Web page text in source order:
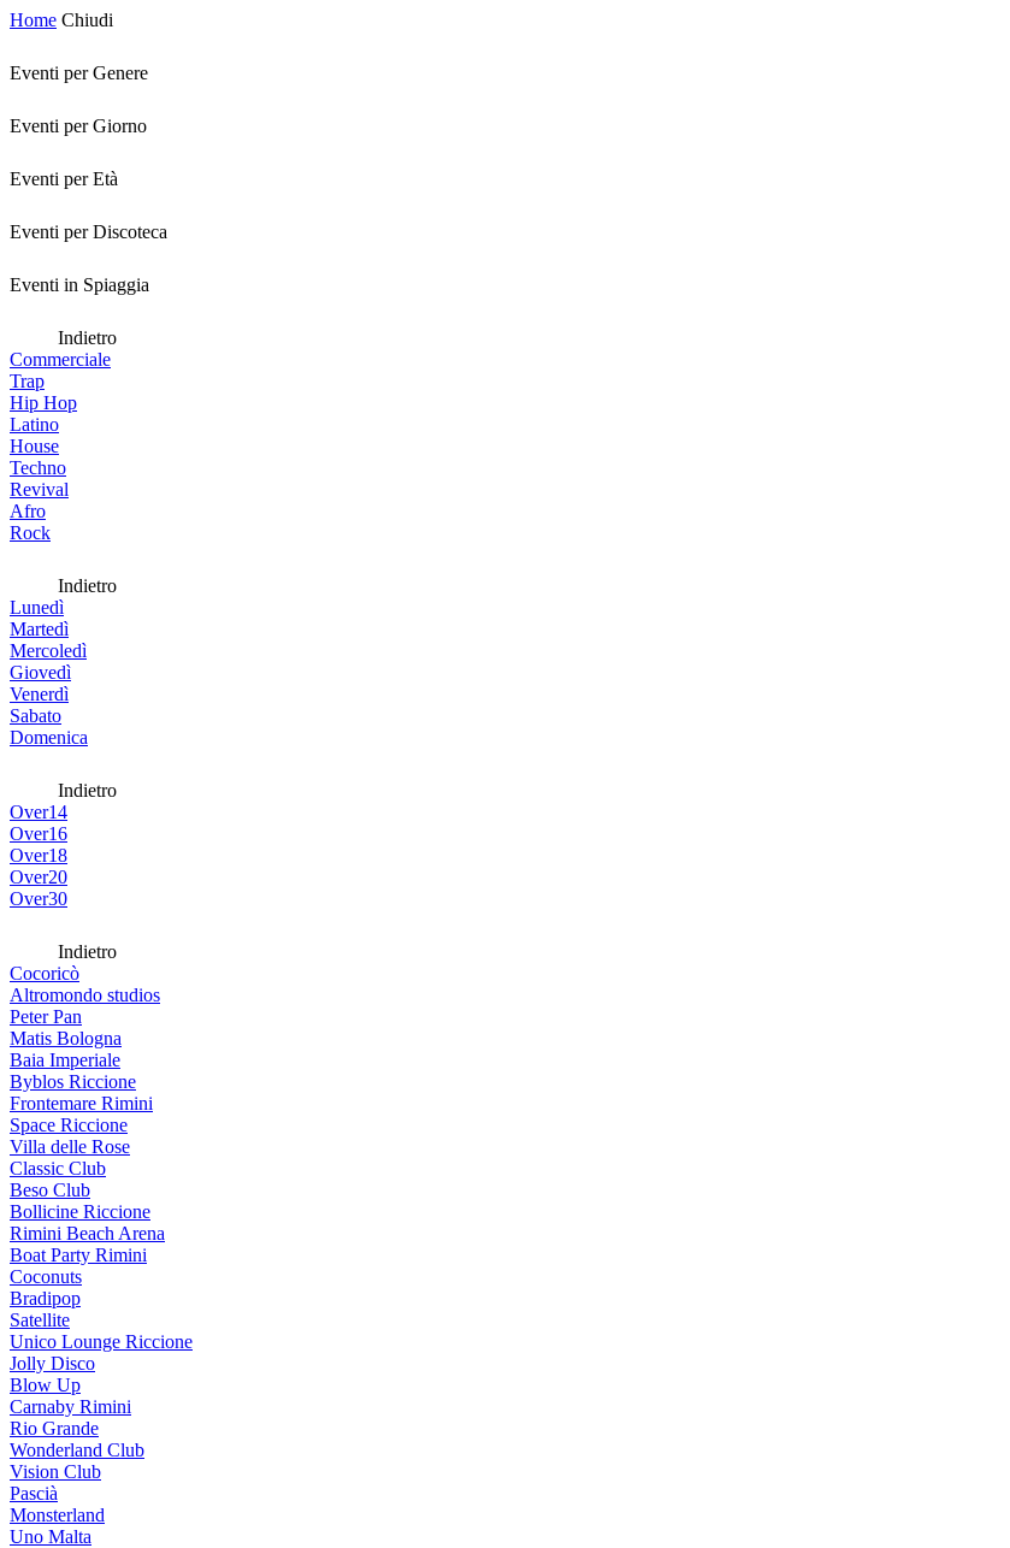
Home Chiudi
Eventi per Genere
Eventi per Giorno
Eventi per Età
Eventi per Discoteca
Eventi in Spiaggia
Indietro
Commerciale
Trap
Hip Hop
Latino
House
Techno
Revival
Afro
Rock
Indietro
Lunedì
Martedì
Mercoledì
Giovedì
Venerdì
Sabato
Domenica
Indietro
Over14
Over16
Over18
Over20
Over30
Indietro
Cocoricò
Altromondo studios
Peter Pan
Matis Bologna
Baia Imperiale
Byblos Riccione
Frontemare Rimini
Space Riccione
Villa delle Rose
Classic Club
Beso Club
Bollicine Riccione
Rimini Beach Arena
Boat Party Rimini
Coconuts
Bradipop
Satellite
Unico Lounge Riccione
Jolly Disco
Blow Up
Carnaby Rimini
Rio Grande
Wonderland Club
Vision Club
Pascià
Monsterland
Uno Malta